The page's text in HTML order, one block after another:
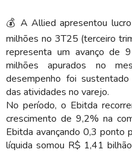
💰 A Allied apresentou
milhões no 3T25 (terceiro
representa um avanço de
milhões apurados no
desempenho foi
das atividades no varejo.
No período, o Ebitda
crescimento de 9,2% na
Ebitda avançando 0,3 ponto
líquida somou R$ 1,41